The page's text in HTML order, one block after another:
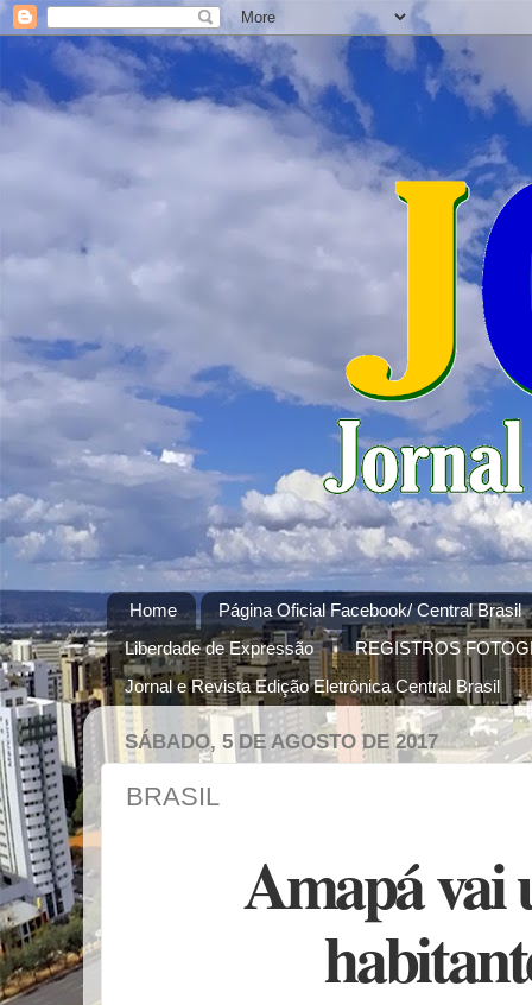
Home
Página Oficial Facebook/ Central Brasil
Liberdade de Expressão
REGISTROS
Jornal e Revista Edição Eletrônica Central Brasil
SÁBADO, 5 DE AGOSTO DE 2017
BRASIL
Amapá vai